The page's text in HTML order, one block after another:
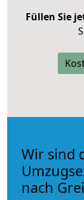
Füllen Sie
Wir sind
nach